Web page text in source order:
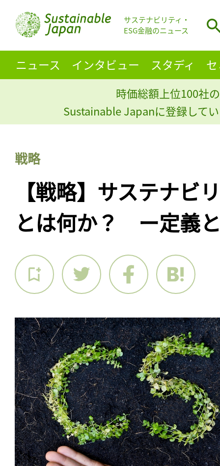
サステナビリティ・
ESG金融のニュース
ニュース インタビュー スタディ
時価総額上位100社
Sustainable Japanに登録して
戦略
【戦略】サステナビ
とは何か？ ー定義